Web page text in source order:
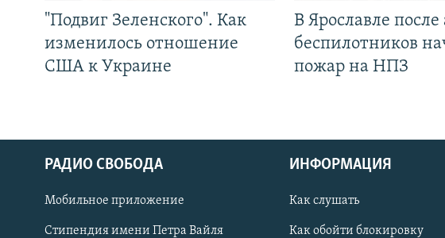
СОЦИАЛЬНЫЕ СЕТИ
"Подвиг Зеленского". Как
изменилось отношение
США к Украине
В Ярославле после
беспилотников
пожар на НПЗ
РАДИО СВОБОДА
Мобильное приложение
Стипендия имени Петра Вайля
ИНФОРМАЦИЯ
Как слушать
Как обойти блокировку